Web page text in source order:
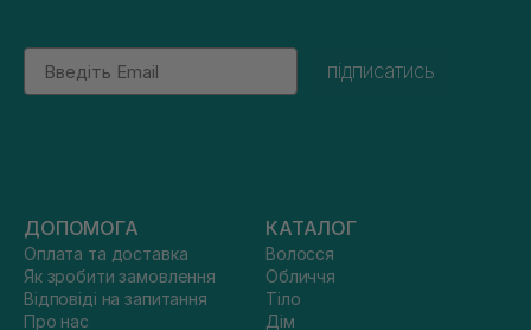
Email
підписатись
ДОПОМОГА
Оплата та доставка
Як зробити замовлення
Відповіді на запитання
Про нас
КАТАЛОГ
Волосся
Обличчя
Тіло
Дім